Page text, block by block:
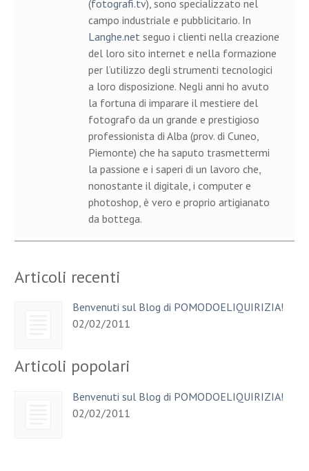
(fotografi.tv), sono specializzato nel
campo industriale e pubblicitario. In
Langhe.net seguo i clienti nella creazione
del loro sito internet e nella formazione
per l’utilizzo degli strumenti tecnologici
a loro disposizione. Negli anni ho avuto
la fortuna di imparare il mestiere del
fotografo da un grande e prestigioso
professionista di Alba (prov. di Cuneo,
Piemonte) che ha saputo trasmettermi
la passione e i saperi di un lavoro che,
nonostante il digitale, i computer e
photoshop, è vero e proprio artigianato
da bottega.
Articoli recenti
Benvenuti sul Blog di POMODOELIQUIRIZIA!
02/02/2011
Articoli popolari
Benvenuti sul Blog di POMODOELIQUIRIZIA!
02/02/2011